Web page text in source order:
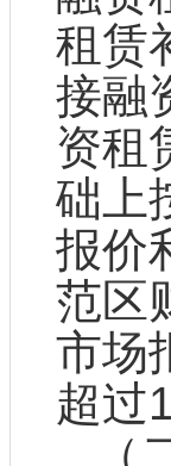
租赁
接融
资租
础上
报价
范区
市场
超过